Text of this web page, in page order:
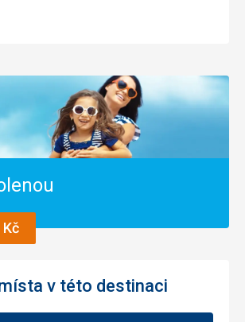
Kč
v této destinaci